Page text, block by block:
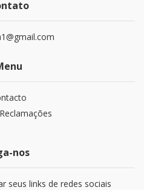
nos
seus links de redes sociais